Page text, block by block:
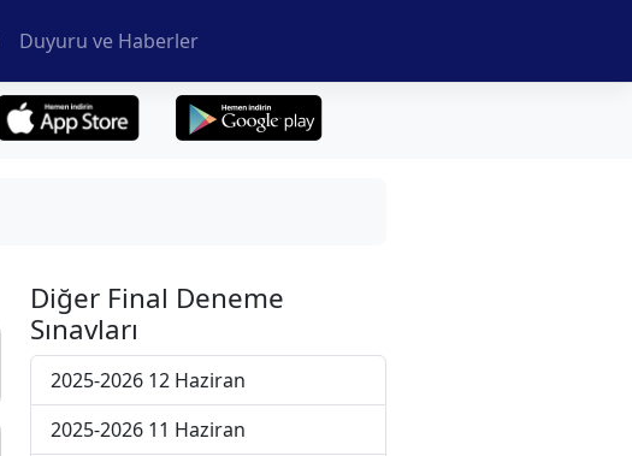
Duyuru ve Haberler
Diğer Final Deneme
Sınavları
2025-2026 12 Haziran
2025-2026 11 Haziran